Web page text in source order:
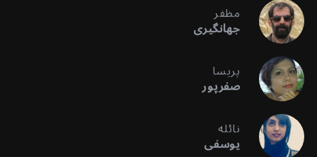
مظفر
جهانگیری
پریسا
صفرپور
نائله
یوسفی